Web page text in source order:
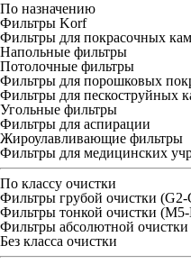
По назначению
Фильтры Korf
Фильтры для покрасочных
Напольные фильтры
Потолочные фильтры
Фильтры для порошковых
Фильтры для пескоструйных
Угольные фильтры
Фильтры для аспирации
Жироулавливающие фильтры
Фильтры для медицинских
По классу очистки
Фильтры грубой очистки (G2-
Фильтры тонкой очистки
Фильтры абсолютной
Без класса очистки